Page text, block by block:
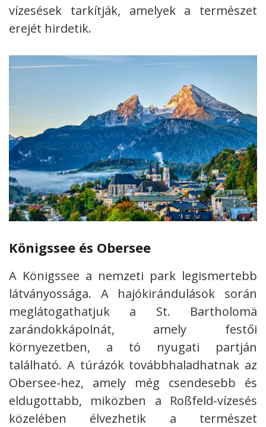
vízesések tarkítják, amelyek a természet
erejét hirdetik.
Königssee és Obersee
A Königssee a nemzeti park legismertebb
látványossága. A hajókirándulások során
meglátogathatjuk a St. Bartholomä
zarándokkápolnát, amely festői
környezetben, a tó nyugati partján
található. A túrázók továbbhaladhatnak az
Obersee-hez, amely még csendesebb és
eldugottabb, miközben a Roßfeld-vízesés
közelében élvezhetik a természet